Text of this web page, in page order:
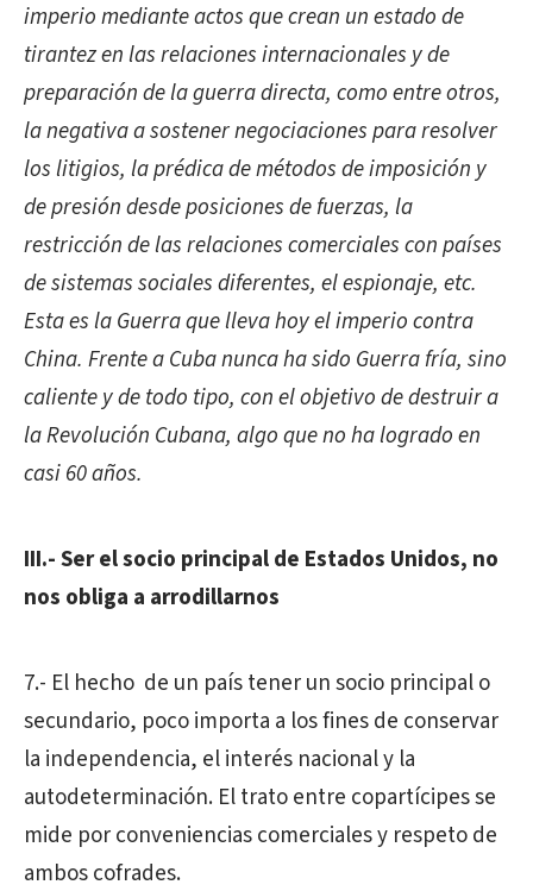
imperio mediante actos que crean un estado de
tirantez en las relaciones internacionales y de
preparación de la guerra directa, como entre otros,
la negativa a sostener negociaciones para resolver
los litigios, la prédica de métodos de imposición y
de presión desde posiciones de fuerzas, la
restricción de las relaciones comerciales con países
de sistemas sociales diferentes, el espionaje, etc.
Esta es la Guerra que lleva hoy el imperio contra
China. Frente a Cuba nunca ha sido Guerra fría, sino
caliente y de todo tipo, con el objetivo de destruir a
la Revolución Cubana, algo que no ha logrado en
casi 60 años.
III.- Ser el socio principal de Estados Unidos, no
nos obliga a arrodillarnos
7.- El hecho de un país tener un socio principal o
secundario, poco importa a los fines de conservar
la independencia, el interés nacional y la
autodeterminación. El trato entre copartícipes se
mide por conveniencias comerciales y respeto de
ambos cofrades.